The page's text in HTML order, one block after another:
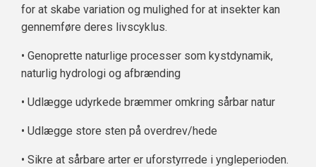
for at skabe variation og mulighed for at insekter kan
gennemføre deres livscyklus.
• Genoprette naturlige processer som kystdynamik,
naturlig hydrologi og afbrænding
• Udlægge udyrkede bræmmer omkring sårbar natur
• Udlægge store sten på overdrev/hede
• Sikre at sårbare arter er uforstyrrede i yngleperioden.